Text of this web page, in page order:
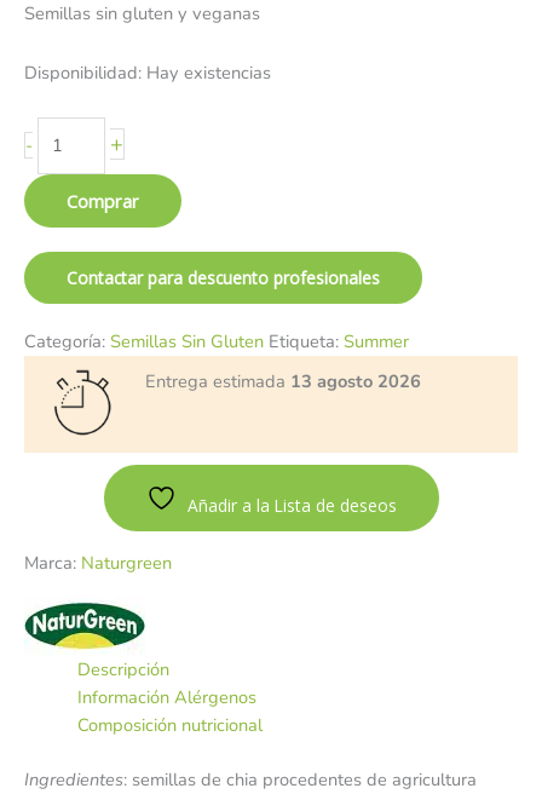
Semillas sin gluten y veganas
Disponibilidad: Hay existencias
- +
Comprar
Contactar para descuento profesionales
Categoría: Semillas Sin Gluten Etiqueta: Summer
Entrega estimada 13 agosto 2026
Añadir a la Lista de deseos
Marca: Naturgreen
Descripción
Información Alérgenos
Composición nutricional
Ingredientes: semillas de chia procedentes de agricultura